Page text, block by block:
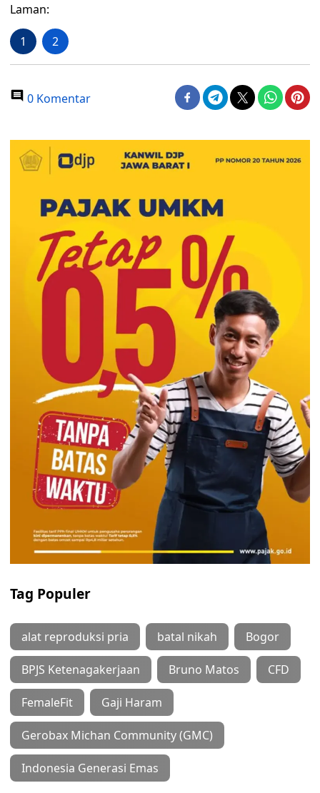
Laman:
1 2
0 Komentar
Tag Populer
alat reproduksi pria batal nikah Bogor
BPJS Ketenagakerjaan Bruno Matos CFD
FemaleFit Gaji Haram
Gerobax Michan Community (GMC)
Indonesia Generasi Emas